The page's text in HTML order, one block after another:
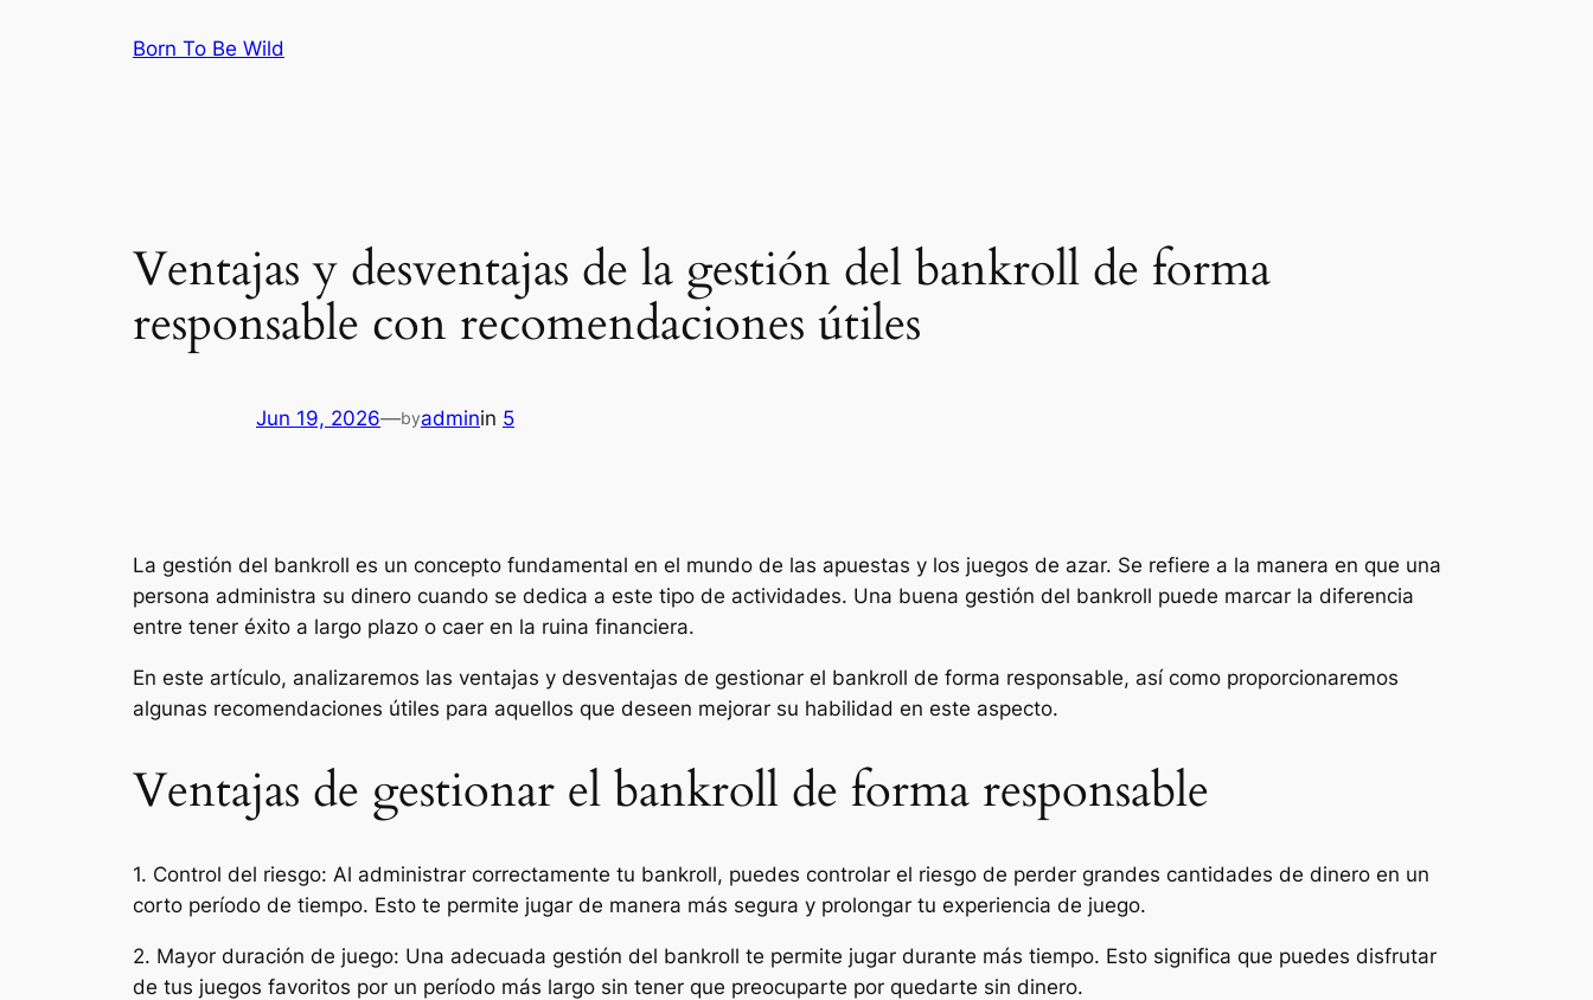
Born To Be Wild
Ventajas y desventajas de la gestión del bankroll de forma
responsable con recomendaciones útiles
Jun 19, 2026—byadminin 5
La gestión del bankroll es un concepto fundamental en el mundo de las apuestas y los juegos de azar. Se refiere a la manera en que una
persona administra su dinero cuando se dedica a este tipo de actividades. Una buena gestión del bankroll puede marcar la diferencia
entre tener éxito a largo plazo o caer en la ruina financiera.
En este artículo, analizaremos las ventajas y desventajas de gestionar el bankroll de forma responsable, así como proporcionaremos
algunas recomendaciones útiles para aquellos que deseen mejorar su habilidad en este aspecto.
Ventajas de gestionar el bankroll de forma responsable
1. Control del riesgo: Al administrar correctamente tu bankroll, puedes controlar el riesgo de perder grandes cantidades de dinero en un
corto período de tiempo. Esto te permite jugar de manera más segura y prolongar tu experiencia de juego.
2. Mayor duración de juego: Una adecuada gestión del bankroll te permite jugar durante más tiempo. Esto significa que puedes disfrutar
de tus juegos favoritos por un período más largo sin tener que preocuparte por quedarte sin dinero.